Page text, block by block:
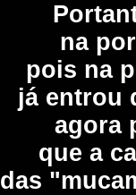
na
pois na
já entrou
agora
que a
das